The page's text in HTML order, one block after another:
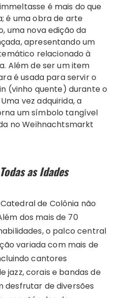
é mais do que
é uma obra de arte
uma nova edição da
apresentando um
relacionado à
Além de ser um item
é usada para servir o
(vinho quente) durante o
vez adquirida, a
um símbolo tangível
no Weihnachtsmarkt
as Idades
de Colônia não
dos mais de 70
o palco central
variada com mais de
cantores
jazz, corais e bandas de
desfrutar de diversões